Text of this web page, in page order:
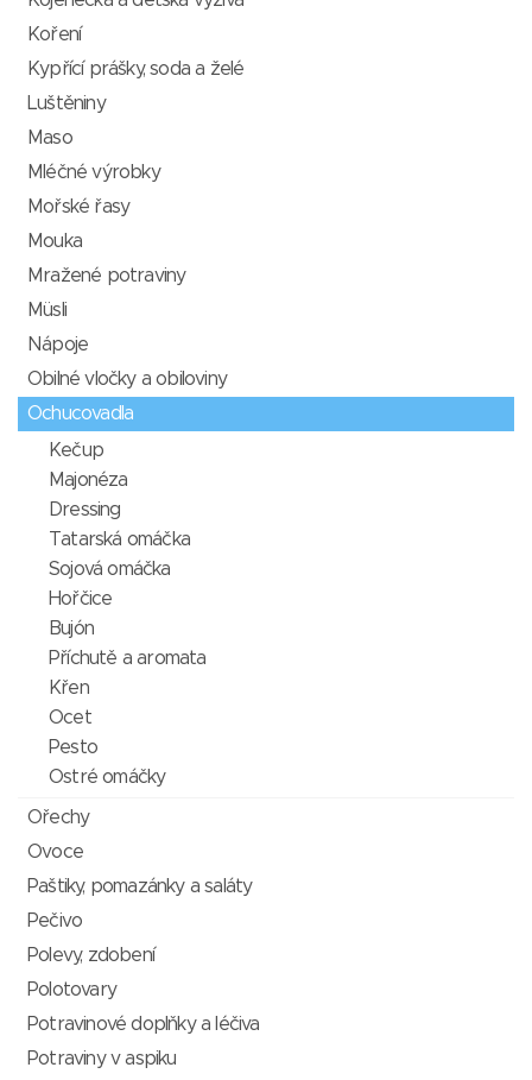
Koření
Kypřící prášky, soda a želé
Luštěniny
Maso
Mléčné výrobky
Mořské řasy
Mouka
Mražené potraviny
Müsli
Nápoje
Obilné vločky a obiloviny
Ochucovadla
Kečup
Majonéza
Dressing
Tatarská omáčka
Sojová omáčka
Hořčice
Bujón
Příchutě a aromata
Křen
Ocet
Pesto
Ostré omáčky
Ořechy
Ovoce
Paštiky, pomazánky a saláty
Pečivo
Polevy, zdobení
Polotovary
Potravinové doplňky a léčiva
Potraviny v aspiku